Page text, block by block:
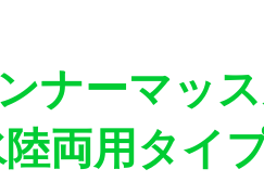
ナーマッ
両用タイ